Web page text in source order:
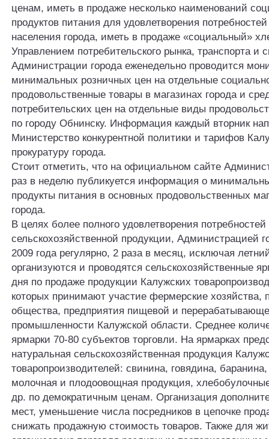
ценам, иметь в продаже несколько наименований
продуктов питания для удовлетворения
населения города, иметь в продаже «социальный»
Управлением потребительского рынка, транспорта и
Администрации города еженедельно проводится
минимальных розничных цен на отдельные
продовольственные товары в магазинах города и
потребительских цен на отдельные виды
по городу Обнинску. Информация каждый вторник
Министерство конкурентной политики и тарифов
прокуратуру города.
Стоит отметить, что на официальном сайте
раз в неделю публикуется информация о
продукты питания в основных продовольственных
города.
В целях более полного удовлетворения
сельскохозяйственной продукции, Администрацией
2009 года регулярно, 2 раза в месяц, исключая
организуются и проводятся сельскохозяйственные
дня по продаже продукции Калужских
которых принимают участие фермерские хозяйства,
общества, предприятия пищевой и
промышленности Калужской области. Среднее
ярмарки 70-80 субъектов торговли. На ярмарках
натуральная сельскохозяйственная продукция
товаропроизводителей: свинина, говядина,
молочная и плодоовощная продукция,
др. по демократичным ценам. Организация
мест, уменьшение числа посредников в цепочке
снижать продажную стоимость товаров. Также для